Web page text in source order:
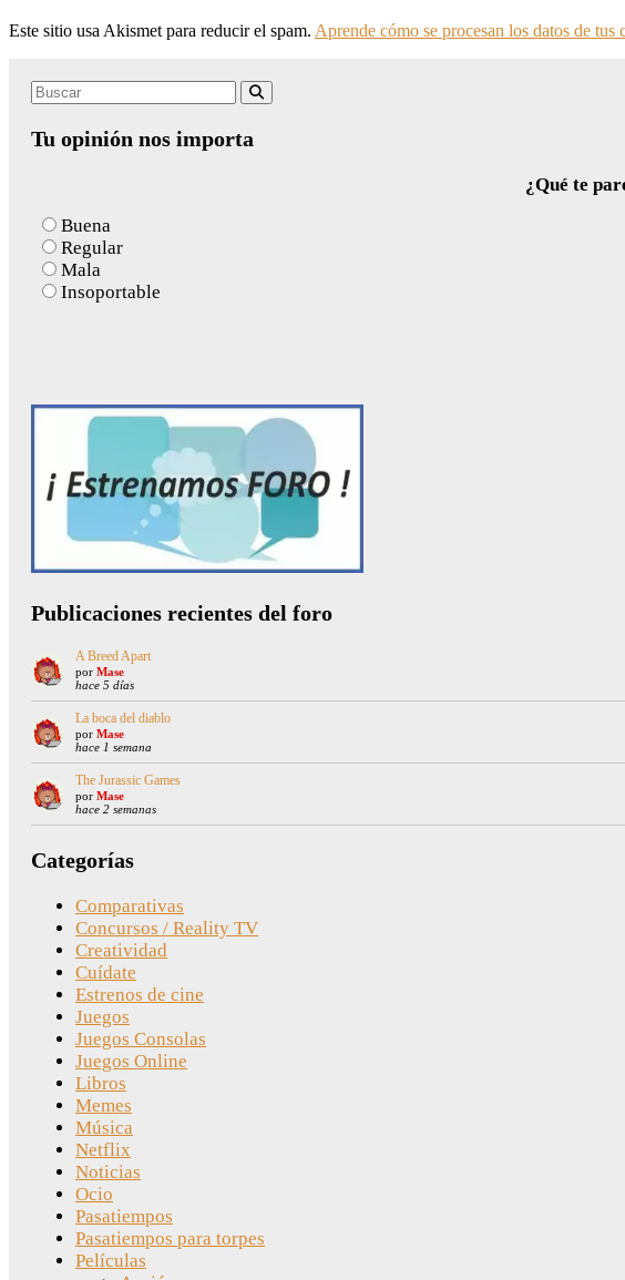
Este sitio usa Akismet para reducir el spam. Aprende cómo se procesan los datos de tus
Search
Tu opinión nos importa
¿Qué te
Buena
Regular
Mala
Insoportable
Publicaciones recientes del foro
A Breed Apart
por Mase
hace 5 días
La boca del diablo
por Mase
hace 1 semana
The Jurassic Games
por Mase
hace 2 semanas
Categorías
Comparativas
Concursos / Reality TV
Creatividad
Cuídate
Estrenos de cine
Juegos
Juegos Consolas
Juegos Online
Libros
Memes
Música
Netflix
Noticias
Ocio
Pasatiempos
Pasatiempos para torpes
Películas